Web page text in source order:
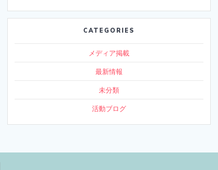
CATEGORIES
メディア掲載
最新情報
未分類
活動ブログ